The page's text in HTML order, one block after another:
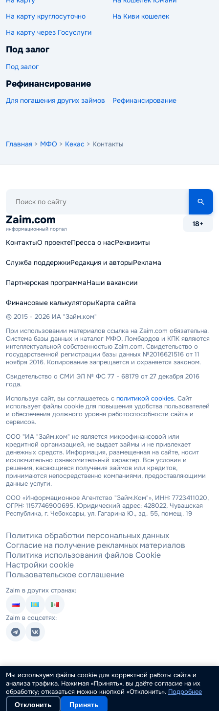
На карту круглосуточно
На Киви кошелек
На карту через Госуслуги
Под залог
Под залог
Рефинансирование
Для погашения других займов Рефинансирование
Главная > МФО > Кекас > Контакты
сайту
Zaim.com
информационный портал
18+
КонтактыО проектеПресса о насРеквизиты
Служба поддержкиРедакция и авторыРеклама
Партнерская программаНаши вакансии
Финансовые калькуляторыКарта сайта
© 2015 - 2026 ИА "Займ.ком"
При использовании материалов ссылка на Zaim.com обязательна.
Система базы данных и каталог МФО, Ломбардов и КПК являются
интеллектуальной собственностью Zaim.com. Свидетельство о
государственной регистрации базы данных №2016621516 от 11
ноября 2016. Копирование запрещается и охраняется законом.
Свидетельство о СМИ ЭЛ № ФС 77 - 68179 от 27 декабря 2016
года.
Используя сайт, вы соглашаетесь с политикой cookies. Сайт
использует файлы cookie для повышения удобства пользователей
и обеспечения должного уровня работоспособности сайта и
сервисов.
ООО "ИА "Займ.ком" не является микрофинансовой или
кредитной организацией, не выдает займы и не привлекает
денежных средств. Информация, размещенная на сайте, носит
исключительно ознакомительный характер. Все условия и
решения, касающиеся получения займов или кредитов,
принимаются непосредственно компаниями, предоставляющими
данные услуги.
ООО «Информационное Агентство "Займ.Ком"», ИНН: 7723411020,
ОГРН: 1157746900695. Юридический адрес: 428022, Чувашская
Республика, г. Чебоксары, ул. Гагарина Ю., зд. 55, помещ. 19
Политика обработки персональных данных
Согласие на получение рекламных материалов
Политика использования файлов Cookie
Настройки cookie
Пользовательское соглашение
Zaim в других странах:
Zaim в соцсетях:
Мы используем файлы cookie для корректной работы сайта и
анализа трафика. Нажимая «Принять», вы даёте согласие на их
обработку; отказаться можно кнопкой «Отклонить». Подробнее
Отклонить Принять